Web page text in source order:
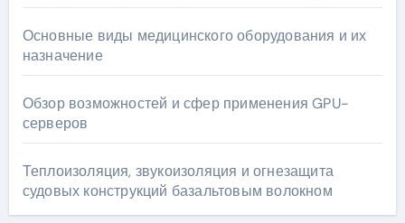
Основные виды медицинского оборудования и их
назначение
Обзор возможностей и сфер применения GPU-
серверов
Теплоизоляция, звукоизоляция и огнезащита
судовых конструкций базальтовым волокном